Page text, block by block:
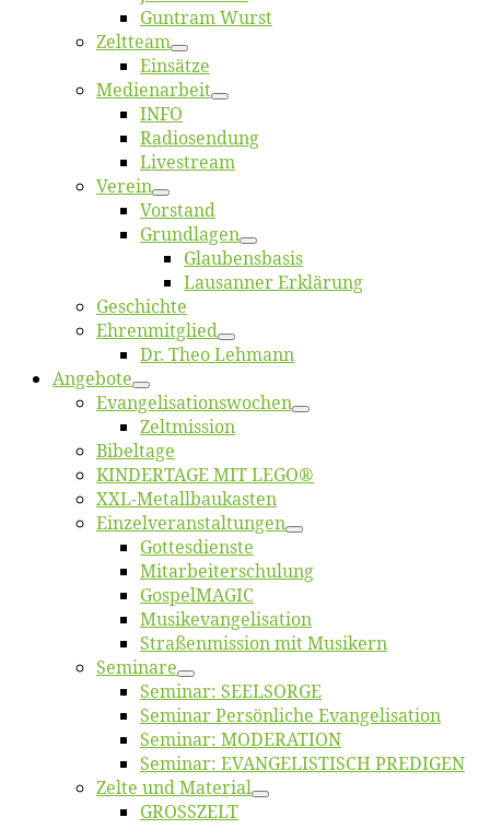
Gun­tram Wurst
Zelt­team
Ein­sät­ze
Me­di­en­ar­beit
INFO
Ra­dio­sen­dung
Live­stream
Ver­ein
Vor­stand
Grund­la­gen
Glaubens­ba­sis
Lausan­ner Erklärung
Ge­schich­te
Eh­ren­mit­glied
Dr. Theo Lehmann
An­ge­bo­te
Evangelisa­tions­wo­chen
Zelt­mis­si­on
Bi­bel­ta­ge
KINDERTAGE MIT LEGO®
XXL-Me­­tal­l­­bau­­kas­­ten
Einzelver­an­stal­tungen
Got­tes­diens­te
Mitarbeiter­schulung
Gos­pel­MA­GIC
Musikevan­ge­li­sa­tion
Straßenmis­sion mit Musikern
Se­mi­na­re
Se­mi­nar: SEELSORGE
Se­mi­nar Per­sön­li­che Evangelisation
Se­mi­nar: MODERATION
Se­mi­nar: EVANGELISTISCH PREDIGEN
Zel­te und Material
GROSSZELT